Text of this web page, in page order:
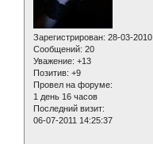
Зарегистрирован: 28-03-2010
Сообщений: 20
Уважение: +13
Позитив: +9
Провел на форуме:
1 день 16 часов
Последний визит:
06-07-2011 14:25:37